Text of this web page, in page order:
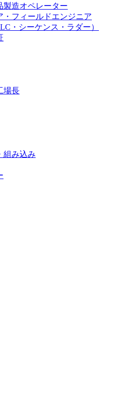
製造オペレーター
・フィールドエンジニア
・シーケンス・ラダー）
場長
組み込み